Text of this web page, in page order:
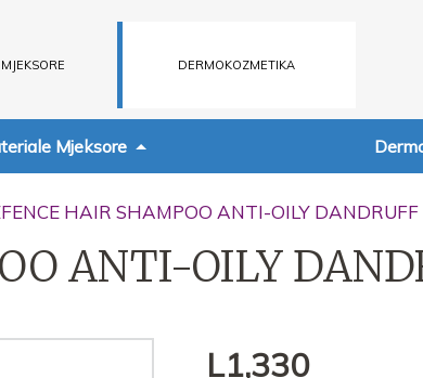
DERMOKOZMETIKA
Mjeksore
HAIR SHAMPOO ANTI-OILY DANDRUFF
ANTI-OILY
L1,330